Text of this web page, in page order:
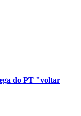
do PT "voltar